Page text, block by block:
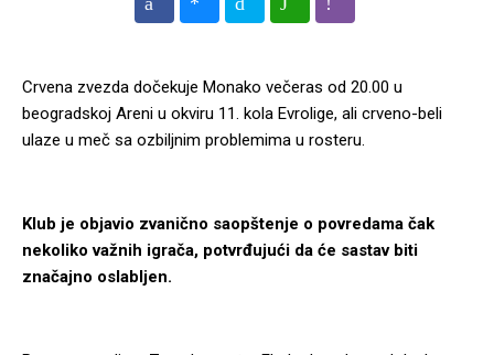
Crvena zvezda dočekuje Monako večeras od 20.00 u
beogradskoj Areni u okviru 11. kola Evrolige, ali crveno-beli
ulaze u meč sa ozbiljnim problemima u rosteru.
Klub je objavio zvanično saopštenje o povredama čak
nekoliko važnih igrača, potvrđujući da će sastav biti
značajno oslabljen.